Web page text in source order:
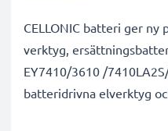
CELLONIC batteri ger
verktyg,
EY7410/3610 /
batteridrivna elverktyg